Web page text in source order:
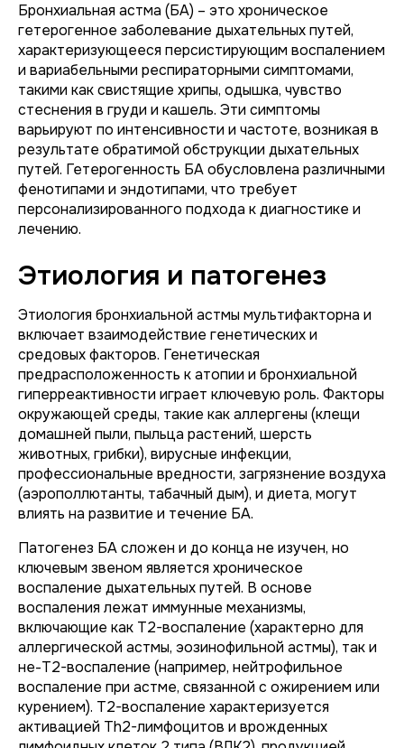
Бронхиальная астма (БА) – это хроническое
гетерогенное заболевание дыхательных путей,
характеризующееся персистирующим воспалением
и вариабельными респираторными симптомами,
такими как свистящие хрипы, одышка, чувство
стеснения в груди и кашель. Эти симптомы
варьируют по интенсивности и частоте, возникая в
результате обратимой обструкции дыхательных
путей. Гетерогенность БА обусловлена различными
фенотипами и эндотипами, что требует
персонализированного подхода к диагностике и
лечению.
Этиология и патогенез
Этиология бронхиальной астмы мультифакторна и
включает взаимодействие генетических и
средовых факторов. Генетическая
предрасположенность к атопии и бронхиальной
гиперреактивности играет ключевую роль. Факторы
окружающей среды, такие как аллергены (клещи
домашней пыли, пыльца растений, шерсть
животных, грибки), вирусные инфекции,
профессиональные вредности, загрязнение воздуха
(аэрополлютанты, табачный дым), и диета, могут
влиять на развитие и течение БА.
Патогенез БА сложен и до конца не изучен, но
ключевым звеном является хроническое
воспаление дыхательных путей. В основе
воспаления лежат иммунные механизмы,
включающие как Т2-воспаление (характерно для
аллергической астмы, эозинофильной астмы), так и
не-Т2-воспаление (например, нейтрофильное
воспаление при астме, связанной с ожирением или
курением). Т2-воспаление характеризуется
активацией Th2-лимфоцитов и врожденных